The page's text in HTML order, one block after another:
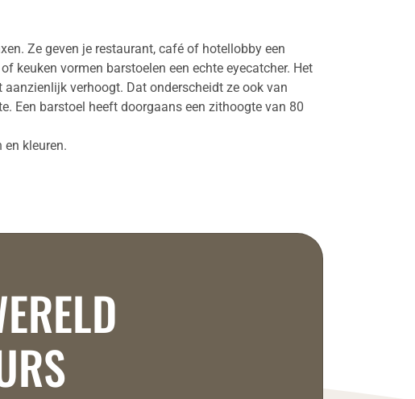
Ze geven je restaurant, café of hotellobby een
keuken vormen barstoelen een echte eyecatcher. Het
verhoogt. Dat onderscheidt ze ook van
Een barstoel heeft doorgaans een zithoogte van 80
kleuren.